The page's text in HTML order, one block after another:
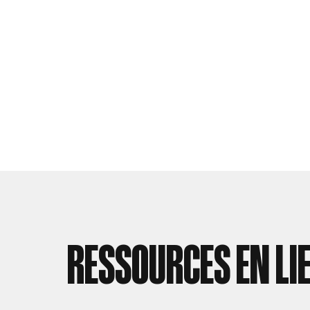
RESSOURCES EN